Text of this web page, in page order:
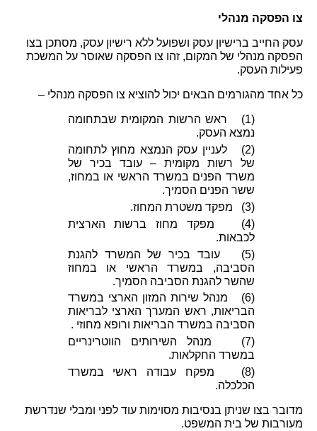
הפסקה מנהלי
הפסקה מנהלי של המקום, זהו צו הפסקה שאוסר על המשכת
העסק.
אחד מהגורמים הבאים יכול להוציא צו הפסקה מנהלי –
(1)   ראש הרשות המקומית שבתחומה
נמצא העסק.
(2)   לעניין עסק הנמצא מחוץ לתחומה
משרד הפנים במשרד הראשי או במחוז,
ששר הפנים הסמיך.
(4)   מפקד מחוז ברשות הארצית
לכבאות.
(5)   עובד בכיר של המשרד להגנת
הסביבה, במשרד הראשי או במחוז
שהשר להגנת הסביבה הסמיך.
(6)   מנהל שירות המזון הארצי במשרד
הבריאות, ראש המערך הארצי לבריאות
הסביבה במשרד הבריאות ורופא מחוזי .
(7)   מנהל השירותים הווטרינריים
במשרד החקלאות.
(8)   מפקח עבודה ראשי במשרד
הכלכלה.
מדובר בצו שניתן בנסיבות מסוימות עוד לפני ומבלי שנדרשת
של בית המשפט.